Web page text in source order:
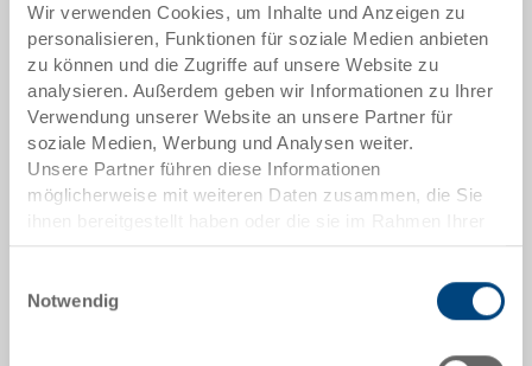
Wir verwenden Cookies, um Inhalte und Anzeigen zu
personalisieren, Funktionen für soziale Medien anbieten
zu können und die Zugriffe auf unsere Website zu
analysieren. Außerdem geben wir Informationen zu Ihrer
Verwendung unserer Website an unsere Partner für
soziale Medien, Werbung und Analysen weiter.
Unsere Partner führen diese Informationen
möglicherweise mit weiteren Daten zusammen, die Sie
Nutzung der Dienste gesammelt haben.
Notwendig
Versandkostenfrei ab 1'000.- CHF
Nettowarenwert (Ausnahmen siehe
Versandkosten)
Schnelle Lieferung
Zahlung per Rechnung, Vorauskasse
Fragen zur Bestellung?
Hotline: +41 (0) 56 648 7948